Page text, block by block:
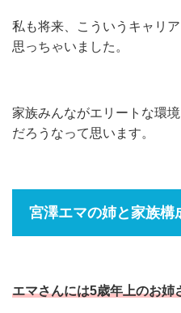
私も将来、こういうキャリ
思っちゃいました。
家族みんながエリートな環
だろうなって思います。
宮澤エマの姉と家族構
エマさんには5歳年上のお姉